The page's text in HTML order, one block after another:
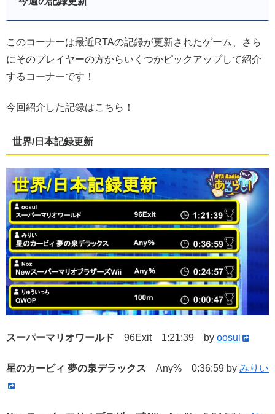
このコーナーは最近RTAの記録が更新されたゲーム、さら
にそのプレイヤーの方からいくつかピックアップして紹介
するコーナーです！
今回紹介した記録はこちら！
世界/日本記録更新
スーパーマリオワールド 96Exit 1:21:39 by oosui
星のカービィ 夢の泉デラックス Any% 0:36:59 by みりい